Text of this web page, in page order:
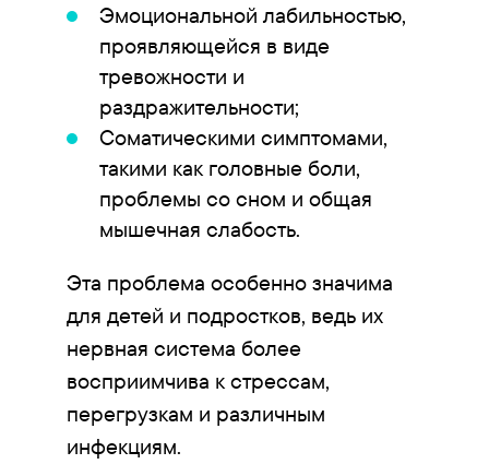
Эмоциональной лабильностью,
проявляющейся в виде
тревожности и
раздражительности;
Соматическими симптомами,
такими как головные боли,
проблемы со сном и общая
мышечная слабость.
Эта проблема особенно значима
для детей и подростков, ведь их
нервная система более
восприимчива к стрессам,
перегрузкам и различным
инфекциям.